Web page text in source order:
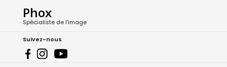
Phox
Spécialiste de l'image
Suivez-nous